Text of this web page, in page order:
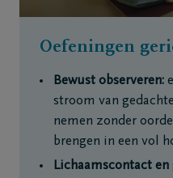
Oefeningen
Bewust observeren:
stroom van
nemen zonder
brengen in een vol
Lichaamscontact en